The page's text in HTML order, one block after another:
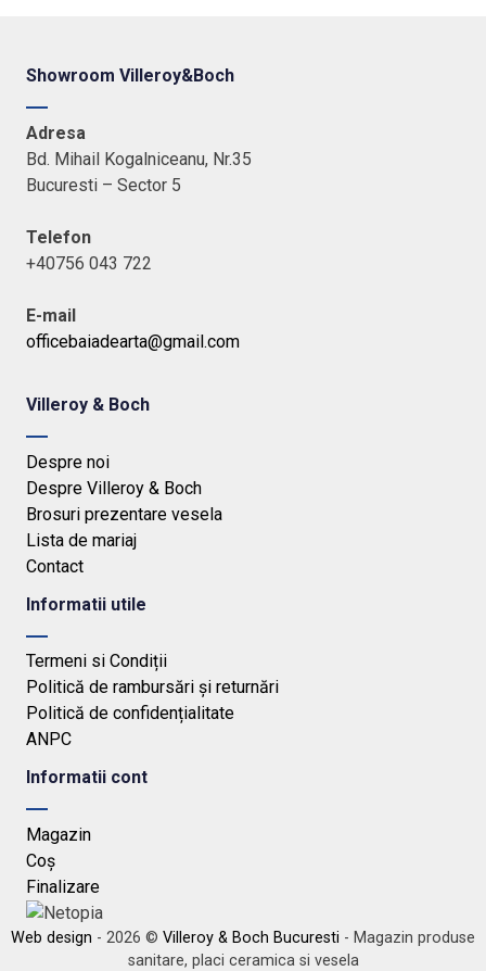
Showroom Villeroy&Boch
Adresa
Bd. Mihail Kogalniceanu, Nr.35
Bucuresti – Sector 5
Telefon
+40756 043 722
E-mail
officebaiadearta@gmail.com
Villeroy & Boch
Despre noi
Despre Villeroy & Boch
Brosuri prezentare vesela
Lista de mariaj
Contact
Informatii utile
Termeni si Condiții
Politică de rambursări și returnări
Politică de confidențialitate
ANPC
Informatii cont
Magazin
Coș
Finalizare
Web design - 2026 © Villeroy & Boch Bucuresti - Magazin produse
sanitare, placi ceramica si vesela